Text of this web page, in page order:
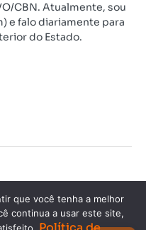
CBN. Atualmente, sou
e falo diariamente para
do Estado.
que você tenha a melhor
continua a usar este site,